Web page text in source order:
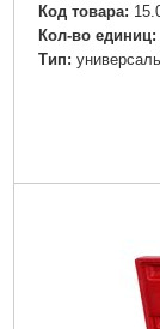
Код товара:
Кол-во единиц:
Тип: